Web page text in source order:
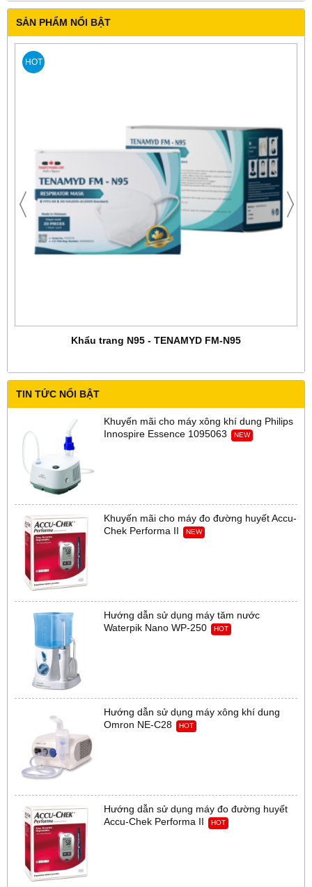
SẢN PHẨM NỔI BẬT
HOT
Khẩu trang N95 - TENAMYD FM-N95
TIN TỨC NỔI BẬT
Khuyến mãi cho máy xông khí dung Philips
Innospire Essence 1095063
NEW
Khuyến mãi cho máy đo đường huyết Accu-
Chek Performa II
NEW
Hướng dẫn sử dụng máy tăm nước
Waterpik Nano WP-250
HOT
Hướng dẫn sử dụng máy xông khí dung
Omron NE-C28
HOT
Hướng dẫn sử dụng máy đo đường huyết
Accu-Chek Performa II
HOT